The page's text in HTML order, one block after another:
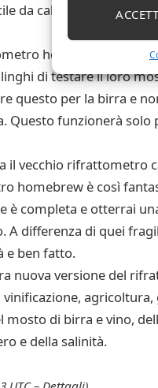
da calibrare e anche
homebrew sarà
di testare il loro
questo per la birra e
Questo funzionerà
il vecchio rifrattometro
homebrew è così
è completa e otterrai
A differenza di quei
e ben fatto.
nuova versione del
mosto di birra e vino,
e della salinità.